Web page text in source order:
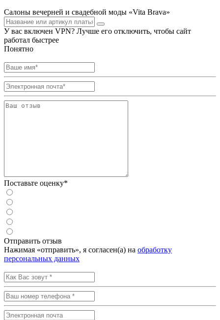
Салоны вечерней и свадебной моды «Vita Brava»
У вас включен VPN? Лучше его отключить, чтобы сайт
работал быстрее
Понятно
Поставьте оценку*
Отправить отзыв
Нажимая «отправить», я согласен(а) на обработку
персональных данных